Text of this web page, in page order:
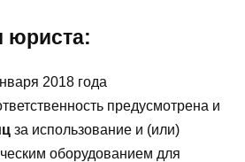
юриста:
2018 года
предусмотрена и
за использование и (или)
оборудованием для